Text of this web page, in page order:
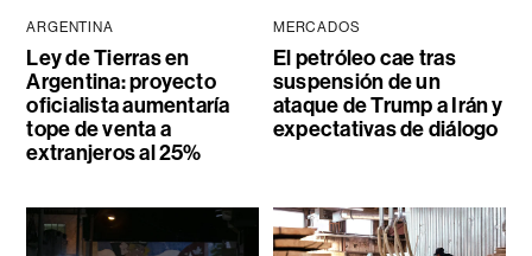
ARGENTINA
Ley de Tierras en
Argentina: proyecto
oficialista aumentaría
tope de venta a
extranjeros al 25%
MERCADOS
El petróleo cae tras
suspensión de un
ataque de Trump a Irán y
expectativas de diálogo